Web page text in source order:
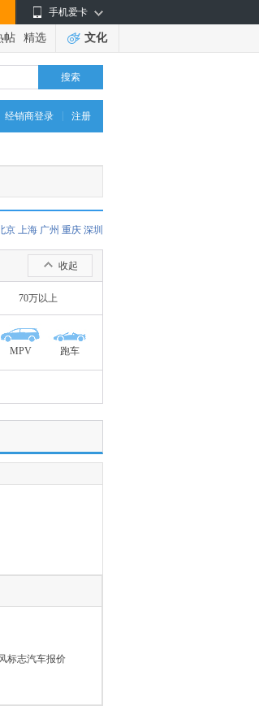
手机爱卡
帖 精选 文化
搜索
经销商登录 注册
京 上海 广州 重庆 深圳
收起
70万以上
MPV 跑车
标志汽车报价